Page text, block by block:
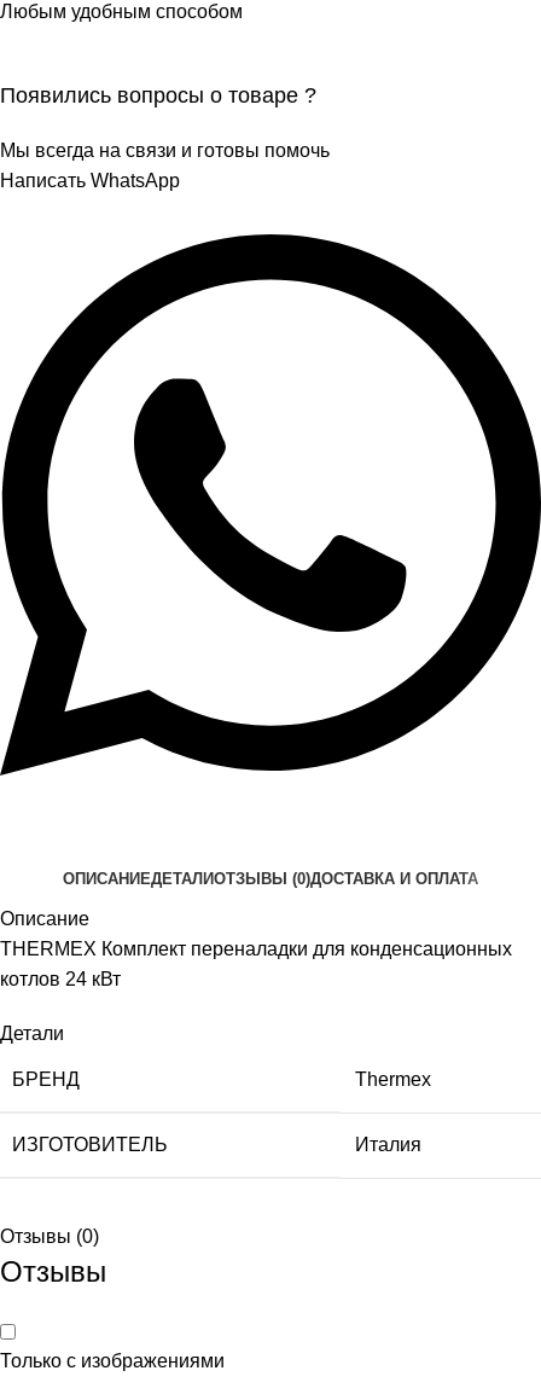
Любым удобным способом
Появились вопросы о товаре ?
Мы всегда на связи и готовы помочь
Написать WhatsApp
ОПИСАНИЕДЕТАЛИОТЗЫВЫ (0)ДОСТАВКА И ОПЛАТА
Описание
THERMEX Комплект переналадки для конденсационных
котлов 24 кВт
Детали
БРЕНД Thermex
ИЗГОТОВИТЕЛЬ Италия
Отзывы (0)
Отзывы
Только с изображениями